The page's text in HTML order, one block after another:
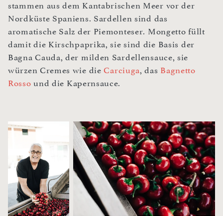
stammen aus dem Kantabrischen Meer vor der
Nordküste Spaniens. Sardellen sind das
aromatische Salz der Piemonteser. Mongetto füllt
damit die Kirschpaprika, sie sind die Basis der
Bagna Cauda, der milden Sardellensauce, sie
würzen Cremes wie dieCarciuga, das Bagnetto
Rosso und die Kapernsauce.